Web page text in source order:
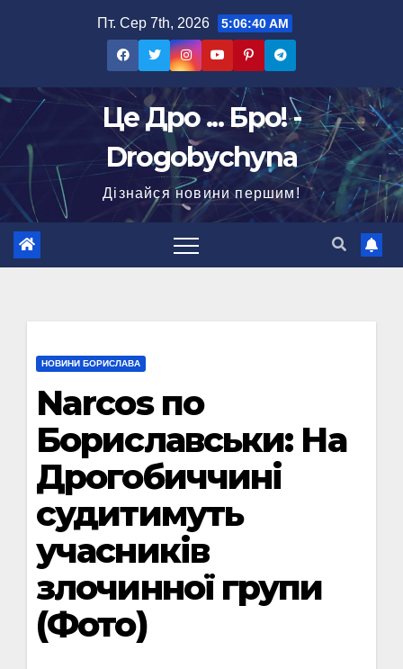
Пт. Сер 7th, 2026 5:06:41 AM
Це Дро ... Бро! -
Drogobychyna
Дізнайся новини першим!
НОВИНИ БОРИСЛАВА
Narcos по
Бориславськи: На
Дрогобиччині
судитимуть
учасників
злочинної групи
(Фото)